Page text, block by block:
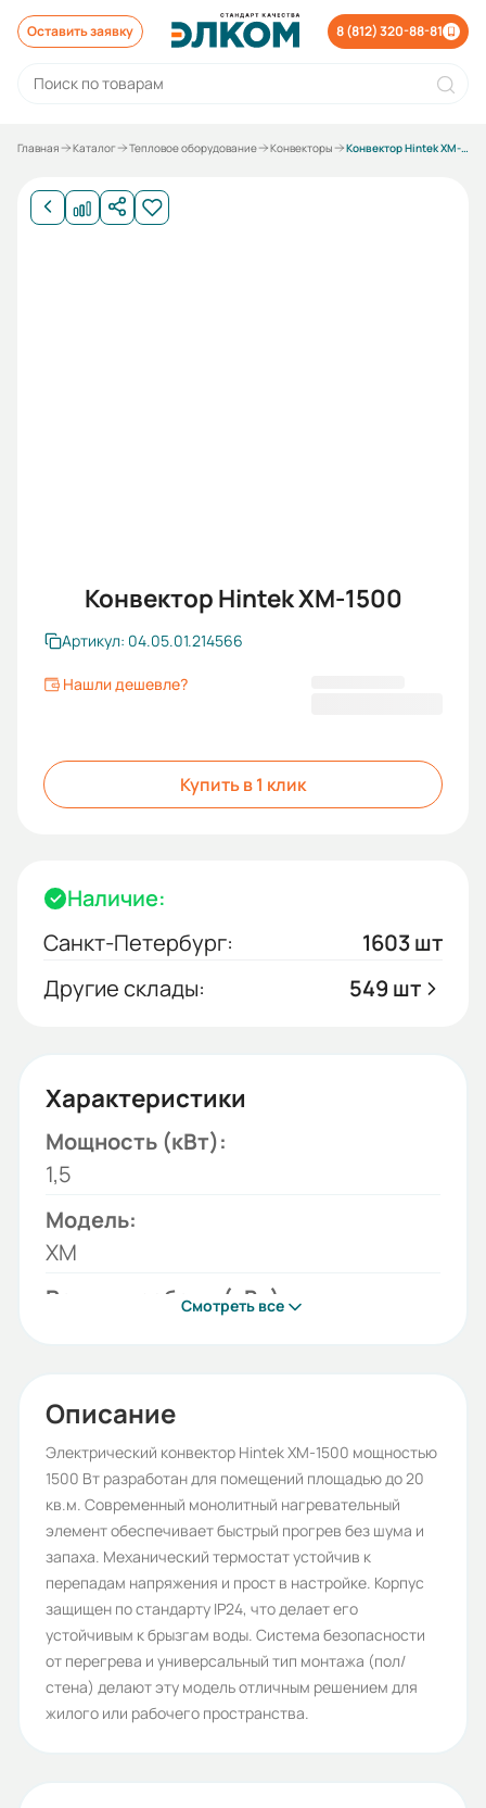
Оставить заявку 8 (812) 320-88-81
Главная Каталог Тепловое оборудование Конвекторы Конвектор Hintek XM-1500
Конвектор Hintek XM-1500
Артикул: 04.05.01.214566
Нашли дешевле?
Купить в 1 клик
Наличие:
Санкт-Петербург:
1603 шт
Другие склады:
549 шт
Характеристики
Мощность (кВт):
1,5
Модель:
XM
Режимы работы (кВт):
220
Бренд:
Hintek
Номинальный ток в фазе (A):
6,9
Обогреваемая площадь (м2):
20
Степень защиты (IP):
IP24
Смотреть все
Описание
Электрический конвектор Hintek XM-1500 мощностью
1500 Вт разработан для помещений площадью до 20
кв.м. Современный монолитный нагревательный
элемент обеспечивает быстрый прогрев без шума и
запаха. Механический термостат устойчив к
перепадам напряжения и прост в настройке. Корпус
защищен по стандарту IP24, что делает его
устойчивым к брызгам воды. Система безопасности
от перегрева и универсальный тип монтажа (пол/
стена) делают эту модель отличным решением для
жилого или рабочего пространства.